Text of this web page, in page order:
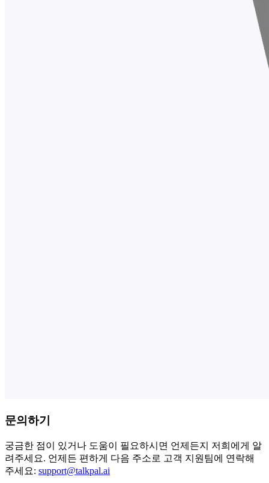
문의하기
궁금한 점이 있거나 도움이 필요하시면 언제든지 저희에게 알
려주세요. 언제든 편하게 다음 주소로 고객 지원팀에 연락해
주세요: support@talkpal.ai